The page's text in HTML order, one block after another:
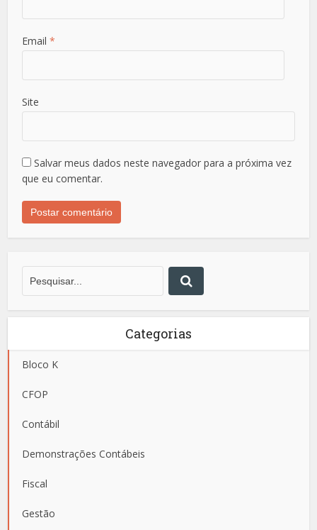
Email *
Site
Salvar meus dados neste navegador para a próxima vez
que eu comentar.
Categorias
Bloco K
CFOP
Contábil
Demonstrações Contábeis
Fiscal
Gestão